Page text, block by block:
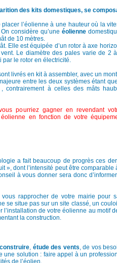
des kits domestiques, se
l’éolienne à une hauteur où la
considère qu’uneéolienne
de 10 mètres.
Elle est équipée d’un rotor à axe
Le diamètre des pales varie de 2
par le rotor en électricité.
livrés en kit à assembler, avec un
entre les deux systèmes étant
contrairement à celles des mâts
pourriez gagner en revendant
en fonction de votre
a fait beaucoup de progrès ces
», dont l’intensité peut être comparable
à vous donner sera donc
rapprocher de votre mairie pour
se situe pas sur un site classé, un
de votre éolienne au motif
la construction.
, étude des vents, de vos
une solution : faire appel à un
de l’éolien.